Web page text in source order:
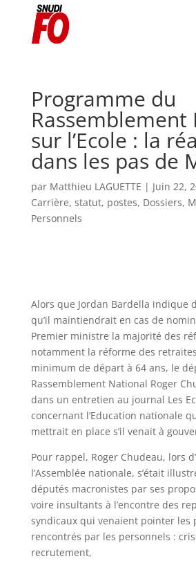
Programme du
Rassemblement
sur l’Ecole : la
dans les pas de
par Matthieu LAGUETTE | Juin 22,
Carrière, statut, postes, Dossiers,
Personnels
Alors que Jordan Bardella indique
qu’il maintiendrait en cas de
Premier ministre la majorité des
notamment la réforme des
minimum de départ à 64 ans, le
Rassemblement National Roger
dans un entretien au journal Les
concernant l’Education nationale
mettrait en place s’il venait à
Pour rappel, Roger Chudeau, lors
l’Assemblée nationale, s’était
députés macronistes par ses
voire insultants à l’encontre des
syndicaux qui venaient pointer les
rencontrés par les personnels :
recrutement,